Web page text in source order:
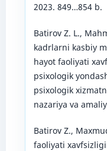
2023. 849…854 b.
Bаtirоv Z. L.,
kаdrlаrni kаsbiy
hаyоt fаоliyаti
psixоlоgik
psixоlоgik
nаzаriyа vа
Bаtirоv Z.,
fаоliyаti